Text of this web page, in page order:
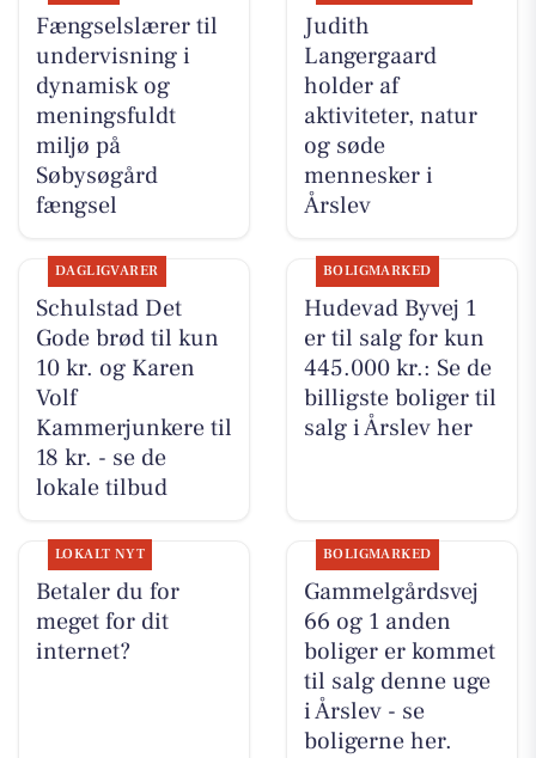
Fængselslærer til
undervisning i
dynamisk og
meningsfuldt
miljø på
Søbysøgård
fængsel
Judith
Langergaard
holder af
aktiviteter, natur
og søde
mennesker i
Årslev
DAGLIGVARER
Schulstad Det
Gode brød til kun
10 kr. og Karen
Volf
Kammerjunkere til
18 kr. - se de
lokale tilbud
BOLIGMARKED
Hudevad Byvej 1
er til salg for kun
445.000 kr.: Se de
billigste boliger til
salg i Årslev her
LOKALT NYT
Betaler du for
meget for dit
internet?
BOLIGMARKED
Gammelgårdsvej
66 og 1 anden
boliger er kommet
til salg denne uge
i Årslev - se
boligerne her.